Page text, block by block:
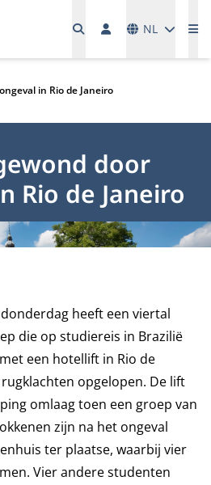
NL
in Rio de Janeiro
door
Rio de Janeiro
heeft een viertal
die op studiereis in Brazilië
een hotellift in Rio de
opgelopen. De lift
omlaag toen een groep van
zijn na het ongeval
ter plaatse, waarbij vier
Vier andere studenten